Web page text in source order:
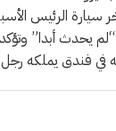
الرئيس
في فندق يملكه